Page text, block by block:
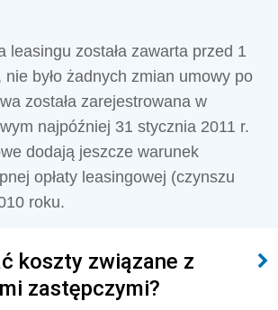
leasingu została zawarta przed 1
nie było żadnych zmian umowy po
została zarejestrowana w
najpóźniej 31 stycznia 2011 r.
dodają jeszcze warunek
opłaty leasingowej (czynszu
roku.
koszty związane z
zastępczymi?